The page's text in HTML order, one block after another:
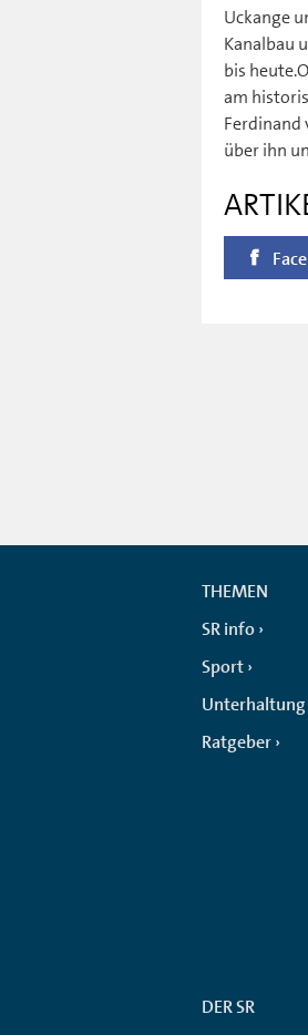
Uckange
Kanalbau
bis
am
Ferdinand
über ihn
THEMEN
SR info
Sport
Unterhaltung
Ratgeber
DER SR